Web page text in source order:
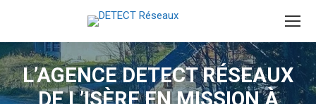
L’AGENCE DETECT RÉSEAUX
DE L’ISÈRE EN MISSION À